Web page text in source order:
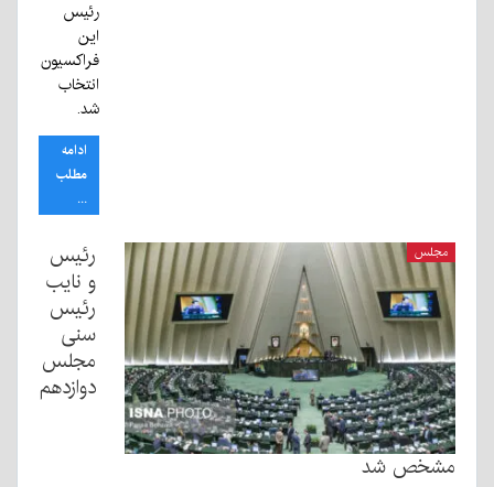
رئیس
این
فراکسیون
انتخاب
شد.
ادامه
مطلب
...
مجلس
رئیس
و نایب
رئیس
سنی
مجلس
دوازدهم
مشخص شد